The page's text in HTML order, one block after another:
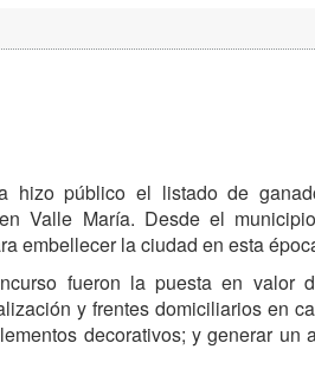
hizo público el listado de
Valle María. Desde el
embellecer la ciudad en esta
fueron la puesta en valor
y frentes domiciliarios en
decorativos; y generar